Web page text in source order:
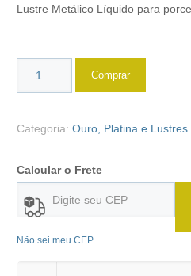
Lustre Metálico Líquido para
Comprar
Categoria:Ouro, Platina e Lustres
Calcular o Frete
Não sei meu CEP